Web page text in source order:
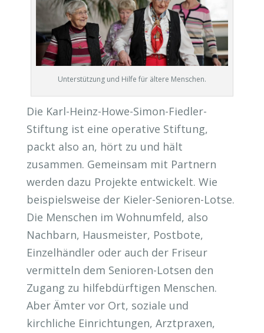
Unterstützung und Hilfe für ältere Menschen.
Die Karl-Heinz-Howe-Simon-Fiedler-
Stiftung ist eine operative Stiftung,
packt also an, hört zu und hält
zusammen. Gemeinsam mit Partnern
werden dazu Projekte entwickelt. Wie
beispielsweise der Kieler-Senioren-Lotse.
Die Menschen im Wohnumfeld, also
Nachbarn, Hausmeister, Postbote,
Einzelhändler oder auch der Friseur
vermitteln dem Senioren-Lotsen den
Zugang zu hilfebdürftigen Menschen.
Aber Ämter vor Ort, soziale und
kirchliche Einrichtungen, Arztpraxen,